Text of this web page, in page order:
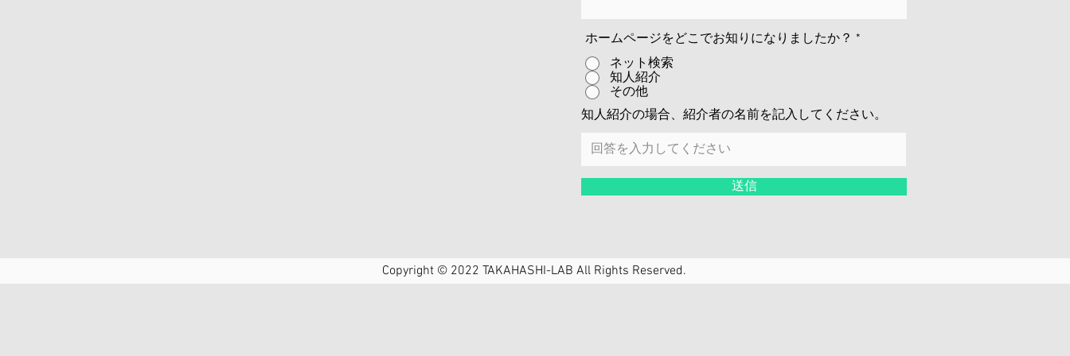
ホームページをどこでお知りになりましたか？ *
ネット検索
知人紹介
その他
知人紹介の場合、紹介者の名前を記入してください。
送信
Copyright © 2022 TAKAHASHI-LAB All Rights Reserved.